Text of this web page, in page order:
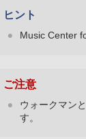
ヒント
Music Center
ご注意
ウォークマン
す。